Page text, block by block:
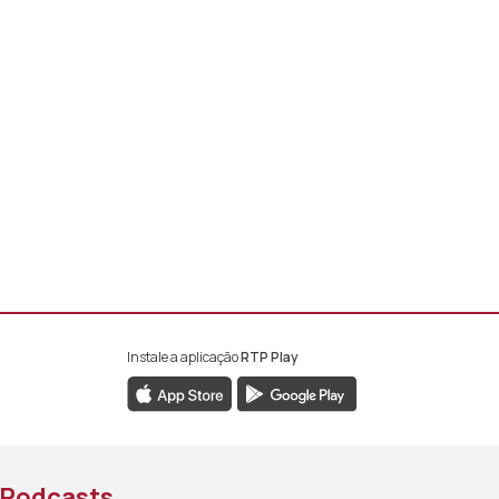
da RTP África
da RTP África
YouTube da RTP África
Instale a aplicaçãoRTP Play